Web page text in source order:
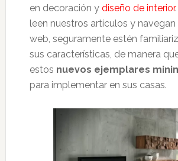
en decoración y diseño de interior
leen nuestros artículos y
web, seguramente estén
sus características, de manera
estos nuevos ejemplares
para implementar en sus casas.